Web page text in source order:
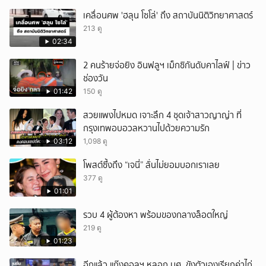
02:34
เคลื่อนศพ 'ฮลุน โซโล่' ถึง สถาบันนิติวิทยาศาสตร์
213 ดู
01:42
2 คนร้ายจ่อยิง อินฟลูฯ เม็กซิกันดับคาไลฟ์ | ข่าว
ช่องวัน
150 ดู
03:12
สวยแพงไปหมด เจาะลึก 4 ชุดเจ้าสาวญาญ่า ที่
กรุงเทพอบอวลหวานไปด้วยความรัก
1,098 ดู
01:01
โพสต์ซึ้งถึง “เจนี่” ลั่นไม่ยอมบอกเราเลย
377 ดู
01:23
รวบ 4 ผู้ต้องหา พร้อมของกลางล็อตใหญ่
219 ดู